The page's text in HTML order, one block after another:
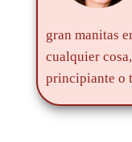
gran manitas
cualquier
principiante o